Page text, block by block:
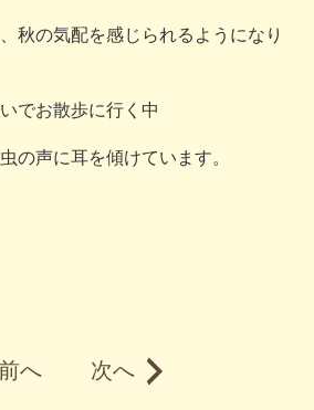
秋の気配を感じられるようになり
でお散歩に行く中
の声に耳を傾けています。
へ 次へ